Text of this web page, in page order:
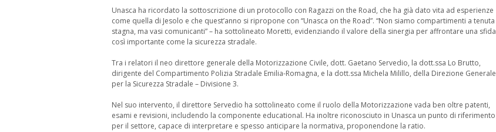
Unasca ha ricordato la sottoscrizione di un protocollo con Ragazzi on the Road, che ha già dato vita ad esperienze
come quella di Jesolo e che quest’anno si ripropone con “Unasca on the Road”. “Non siamo compartimenti a tenuta
stagna, ma vasi comunicanti” – ha sottolineato Moretti, evidenziando il valore della sinergia per affrontare una sfida
così importante come la sicurezza stradale.
Tra i relatori il neo direttore generale della Motorizzazione Civile, dott. Gaetano Servedio, la dott.ssa Lo Brutto,
dirigente del Compartimento Polizia Stradale Emilia-Romagna, e la dott.ssa Michela Milillo, della Direzione Generale
per la Sicurezza Stradale – Divisione 3.
Nel suo intervento, il direttore Servedio ha sottolineato come il ruolo della Motorizzazione vada ben oltre patenti,
esami e revisioni, includendo la componente educational. Ha inoltre riconosciuto in Unasca un punto di riferimento
per il settore, capace di interpretare e spesso anticipare la normativa, proponendone la ratio.